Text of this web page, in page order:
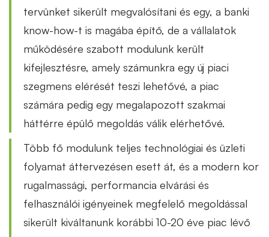
tervünket sikerült megvalósítani és egy, a banki
know-how-t is magába építő, de a vállalatok
működésére szabott modulunk került
kifejlesztésre, amely számunkra egy új piaci
szegmens elérését teszi lehetővé, a piac
számára pedig egy megalapozott szakmai
háttérre épülő megoldás válik elérhetővé.
Több fő modulunk teljes technológiai és üzleti
folyamat áttervezésen esett át, és a modern kor
rugalmassági, performancia elvárási és
felhasználói igényeinek megfelelő megoldással
sikerült kiváltanunk korábbi 10-20 éve piac lévő